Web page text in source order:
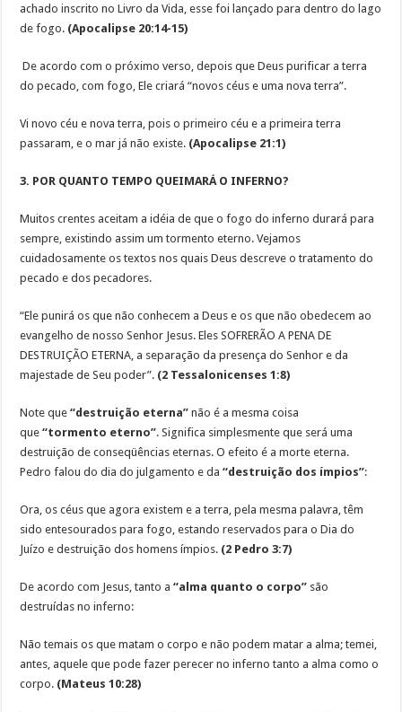
achado inscrito no Livro da Vida, esse foi lançado para dentro do lago
de fogo. (Apocalipse 20:14-15)
De acordo com o próximo verso, depois que Deus purificar a terra
do pecado, com fogo, Ele criará “novos céus e uma nova terra”.
Vi novo céu e nova terra, pois o primeiro céu e a primeira terra
passaram, e o mar já não existe. (Apocalipse 21:1)
3. POR QUANTO TEMPO QUEIMARÁ O INFERNO?
Muitos crentes aceitam a idéia de que o fogo do inferno durará para
sempre, existindo assim um tormento eterno. Vejamos
cuidadosamente os textos nos quais Deus descreve o tratamento do
pecado e dos pecadores.
“Ele punirá os que não conhecem a Deus e os que não obedecem ao
evangelho de nosso Senhor Jesus. Eles SOFRERÃO A PENA DE
DESTRUIÇÃO ETERNA, a separação da presença do Senhor e da
majestade de Seu poder”. (2 Tessalonicenses 1:8)
Note que“destruição eterna” não é a mesma coisa
que“tormento eterno”. Significa simplesmente que será uma
destruição de conseqüências eternas. O efeito é a morte eterna.
Pedro falou do dia do julgamento e da“destruição dos ímpios”:
Ora, os céus que agora existem e a terra, pela mesma palavra, têm
sido entesourados para fogo, estando reservados para o Dia do
Juízo e destruição dos homens ímpios. (2 Pedro 3:7)
De acordo com Jesus, tanto a“alma quanto o corpo” são
destruídas no inferno:
Não temais os que matam o corpo e não podem matar a alma; temei,
antes, aquele que pode fazer perecer no inferno tanto a alma como o
corpo. (Mateus 10:28)